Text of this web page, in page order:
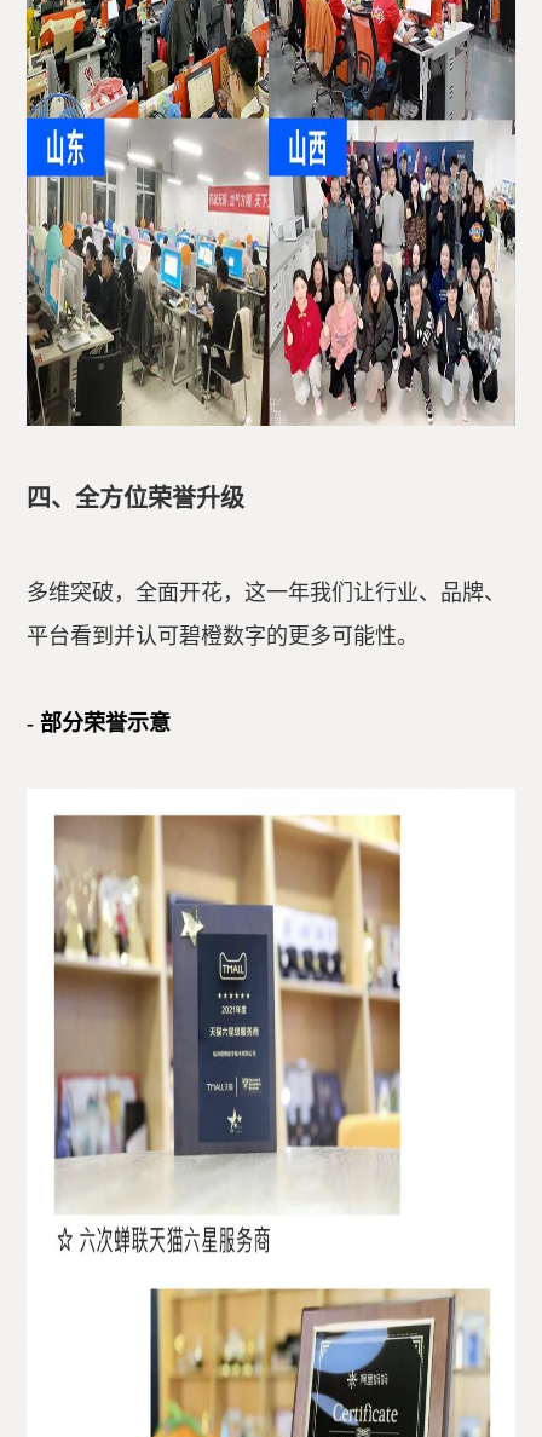
四、全方位荣誉升级
多维突破，全面开花，这一年我们让行业、品牌、
平台看到并认可碧橙数字的更多可能性。
- 部分荣誉示意